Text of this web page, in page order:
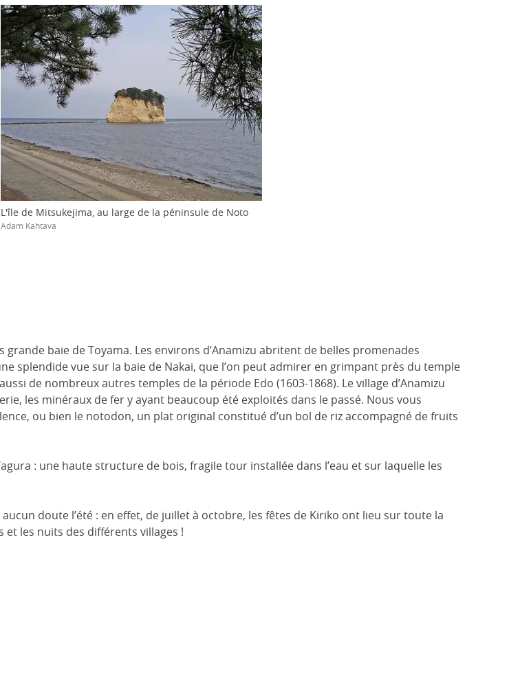
L'île de Mitsukejima, au large de la péninsule de Noto
Adam Kahtava
baie de Toyama. Les environs d’Anamizu abritent de belles promenades
splendide vue sur la baie de Nakai, que l’on peut admirer en grimpant près du temple
de nombreux autres temples de la période Edo (1603-1868). Le village d’Anamizu
les minéraux de fer y ayant beaucoup été exploités dans le passé. Nous vous
ou bien le notodon, un plat original constitué d’un bol de riz accompagné de fruits
: une haute structure de bois, fragile tour installée dans l’eau et sur laquelle les
doute l’été : en effet, de juillet à octobre, les fêtes de Kiriko ont lieu sur toute la
et les nuits des différents villages !